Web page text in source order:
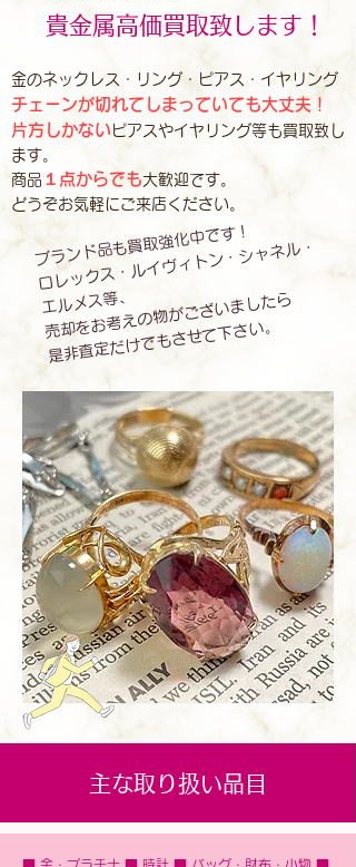
貴金属高価買取致します！
金のネックレス・リング・ピアス・イヤリング
チェーンが切れてしまっていても大丈夫！
片方しかない ピアスやイヤリング等も買取致し
ます。
商品 １点からでも大歓迎です。
どうぞお気軽にご来店ください。
ブランド品も買取強化中です！
ロレックス・ルイヴィトン・シャネル・
エルメス等、
売却をお考えの物がございましたら
是非査定だけでもさせて下さい。
主な取り扱い品目